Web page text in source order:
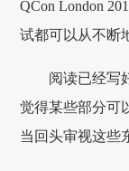
QCon London
试都可以从不断
阅读已经写
觉得某些部分可
当回头审视这些